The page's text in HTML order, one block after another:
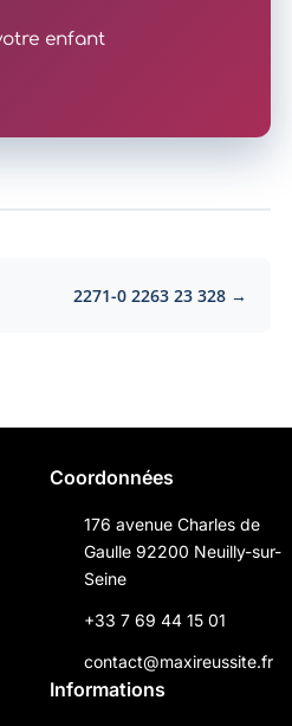
enfant
2271-0 2263 23 328 →
Coordonnées
176 avenue Charles de
Gaulle 92200 Neuilly-sur-
Seine
+33 7 69 44 15 01
contact@maxireussite.fr
Informations